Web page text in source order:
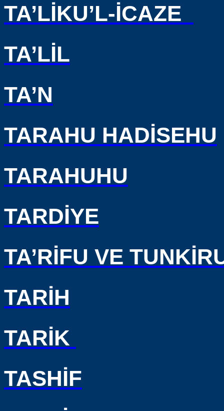
TA’LİKU’L-İCAZE
TA’LİL
TA’N
TARAHU HADİSEHU
TARAHUHU
TARDİYE
TA’RİFU VE
TARİH
TARİK
TASHİF